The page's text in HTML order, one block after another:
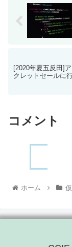
[2020年夏五反田]
クレットセールに
コメント
ホーム